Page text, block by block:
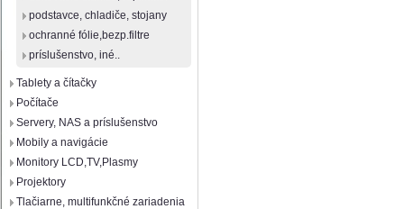
podstavce, chladiče, stojany
ochranné fólie,bezp.filtre
príslušenstvo, iné..
Tablety a čítačky
Počítače
Servery, NAS a príslušenstvo
Mobily a navigácie
Monitory LCD,TV,Plasmy
Projektory
Tlačiarne, multifunkčné zariadenia